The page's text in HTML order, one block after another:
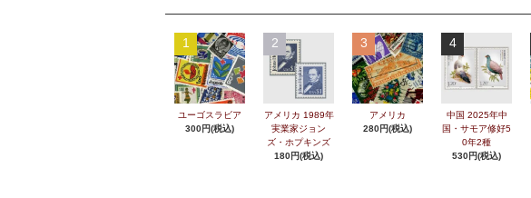
1
ユーゴスラビア
300円(税込)
2
アメリカ 1989年
実業家ジョン
ズ・ホプキンズ
180円(税込)
3
アメリカ
280円(税込)
4
中国 2025年中
国・サモア修好5
0年2種
530円(税込)